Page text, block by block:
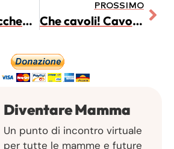
Idee per pacchetti regalo di Natale stile boho
PROSSIMO
Che cavoli! Cavoletti di Bruxelles saporiti
Diventare Mamma
Un punto di incontro virtuale
per tutte le mamme e future